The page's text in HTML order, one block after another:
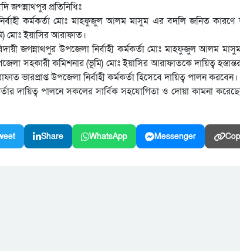
জগন্নাথপুর প্রতিনিধিঃ
কর্মকর্তা মোঃ মাহফুজুল আলম মাসুম এর বদলি জনিত কারণে
মোঃ ইয়াসির আরাফাত।
জগন্নাথপুর উপজেলা নির্বাহী কর্মকর্তা মোঃ মাহফুজুল আলম
সহকারী কমিশনার (ভূমি) মোঃ ইয়াসির আরাফাতকে দায়িত্ব
ভারপ্রাপ্ত উপজেলা নির্বাহী কর্মকর্তা হিসেবে দায়িত্ব পালন করবেন।
দায়িত্ব পালনে সকলের সার্বিক সহযোগিতা ও দোয়া কামনা
Share WhatsApp Messenger